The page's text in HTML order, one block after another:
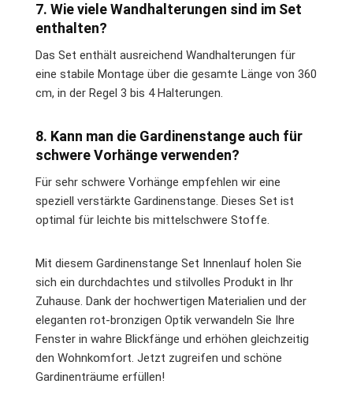
7. Wie viele Wandhalterungen sind im Set
enthalten?
Das Set enthält ausreichend Wandhalterungen für
eine stabile Montage über die gesamte Länge von 360
cm, in der Regel 3 bis 4 Halterungen.
8. Kann man die Gardinenstange auch für
schwere Vorhänge verwenden?
Für sehr schwere Vorhänge empfehlen wir eine
speziell verstärkte Gardinenstange. Dieses Set ist
optimal für leichte bis mittelschwere Stoffe.
Mit diesem Gardinenstange Set Innenlauf holen Sie
sich ein durchdachtes und stilvolles Produkt in Ihr
Zuhause. Dank der hochwertigen Materialien und der
eleganten rot-bronzigen Optik verwandeln Sie Ihre
Fenster in wahre Blickfänge und erhöhen gleichzeitig
den Wohnkomfort. Jetzt zugreifen und schöne
Gardinenträume erfüllen!